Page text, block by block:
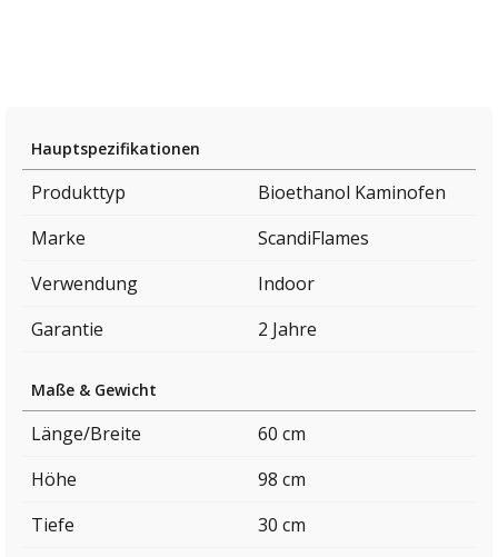
Hauptspezifikationen
Produkttyp
Bioethanol Kaminofen
Marke
ScandiFlames
Verwendung
Indoor
Garantie
2 Jahre
Maße & Gewicht
Länge/Breite
60 cm
Höhe
98 cm
Tiefe
30 cm